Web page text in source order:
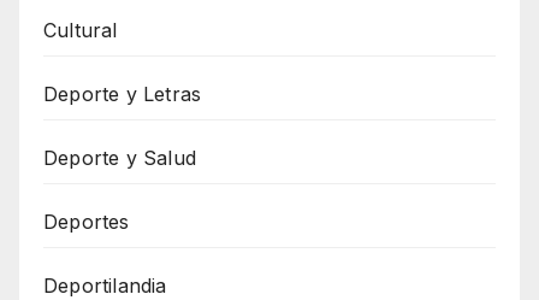
Cultural
Deporte y Letras
Deporte y Salud
Deportes
Deportilandia